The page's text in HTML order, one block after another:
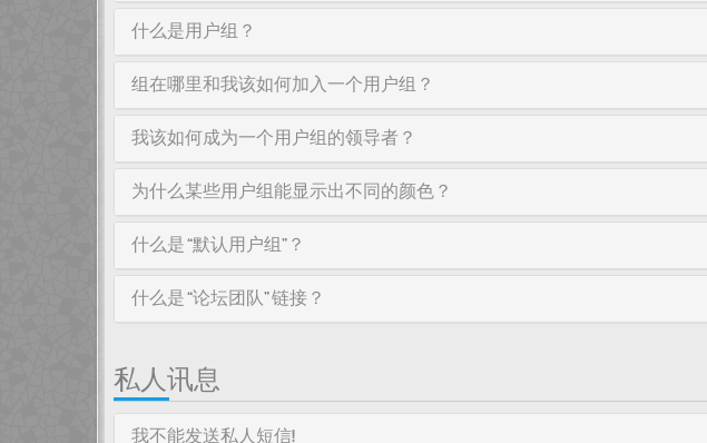
什么是用户组？
组在哪里和我该如何加入一个用户组？
我该如何成为一个用户组的领导者？
为什么某些用户组能显示出不同的颜色？
什么是 “默认用户组”？
什么是 “论坛团队” 链接？
私人讯息
我不能发送私人短信!